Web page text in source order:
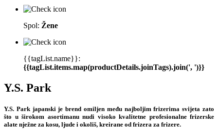
Spol: Žene
{{tagList.name}}:
{{tagList.items.map(productDetails.joinTags).join(', ')}}
Y.S. Park
Y.S. Park japanski je brend omiljen među najboljim frizerima svijeta zato
što u širokom asortimanu nudi visoko kvalitetne profesionalne frizerske
alate nježne za kosu, ljude i okoliš, kreirane od frizera za frizere.